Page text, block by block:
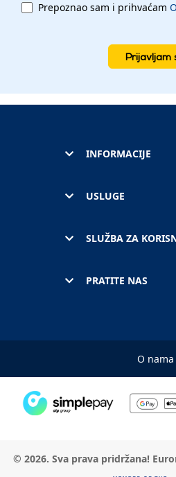
Prepoznao sam i prihvaćam
Prijavljam
INFORMACIJE
USLUGE
SLUŽBA ZA
PRATITE NAS
O nama
© 2026. Sva prava pridržana!